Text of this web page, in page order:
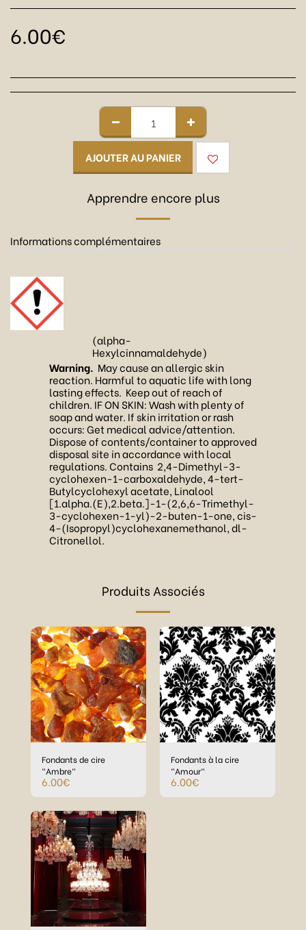
6.00€
AJOUTER AU PANIER
Apprendre encore plus
Informations complémentaires
(alpha-
Hexylcinnamaldehyde)
Warning. May cause an allergic skin
reaction. Harmful to aquatic life with long
lasting effects. Keep out of reach of
children. IF ON SKIN: Wash with plenty of
soap and water. If skin irritation or rash
occurs: Get medical advice/attention.
Dispose of contents/container to approved
disposal site in accordance with local
regulations. Contains 2,4-Dimethyl-3-
cyclohexen-1-carboxaldehyde, 4-tert-
Butylcyclohexyl acetate, Linalool
[1.alpha.(E),2.beta.]-1-(2,6,6-Trimethyl-
3-cyclohexen-1-yl)-2-buten-1-one, cis-
4-(Isopropyl)cyclohexanemethanol, dl-
Citronellol.
Produits Associés
Fondants de cire
"Ambre"
6.00€
Fondants à la cire
"Amour"
6.00€